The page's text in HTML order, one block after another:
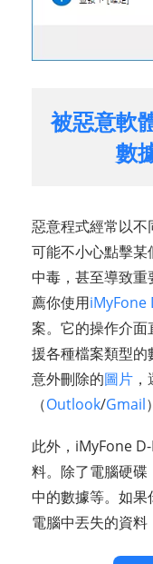
被惡意軟
數
惡意程式經常以
可能不小心點擊某
中毒，甚至導致
薦你使用iMyFone
案。它的操作介
援各種檔案類型的
意外刪除的圖片
（Outlook/Gmail
此外，iMyFone
料。除了電腦硬碟
中的數據等。如
電腦中丟失的資料